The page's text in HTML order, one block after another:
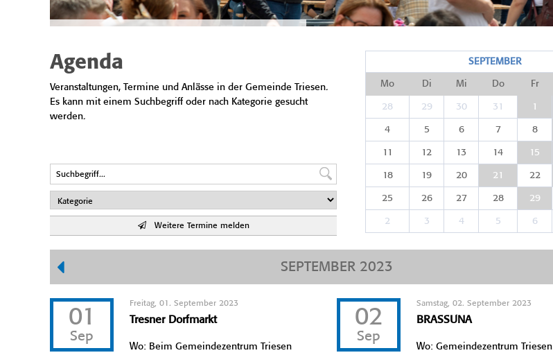
Agenda
Veranstaltungen, Termine und Anlässe in der Gemeinde Triesen.
Es kann mit einem Suchbegriff oder nach Kategorie gesucht
werden.
Weitere Termine melden
SEPTEMBER
Mo Di Mi Do Fr
28 29 30 31 1
4 5 6 7 8
11 12 13 14 15
18 19 20 21 22
25 26 27 28 29
2 3 4 5 6
SEPTEMBER 2023
01
Sep
Freitag, 01. September 2023
Tresner Dorfmarkt
Wo: Beim Gemeindezentrum Triesen
02
Sep
Samstag, 02. September 2023
BRASSUNA
Wo: Gemeindezentrum Triesen